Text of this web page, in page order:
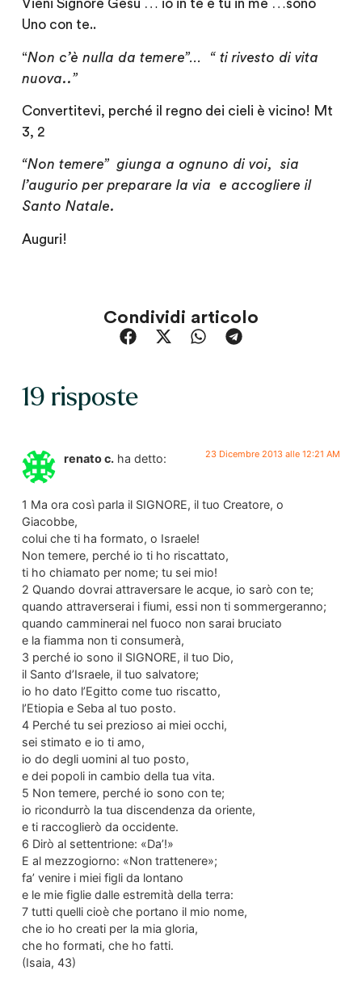
Vieni Signore Gesù … io in te e tu in me …sono
Uno con te..
“Non c’è nulla da temere”… “ ti rivesto di vita
nuova..”
Convertitevi, perché il regno dei cieli è vicino! Mt
3, 2
“Non temere” giunga a ognuno di voi, sia
l’augurio per preparare la via e accogliere il
Santo Natale.
Auguri!
Condividi articolo
19 risposte
renato c. ha detto: 23 Dicembre 2013 alle 12:21 AM
1 Ma ora così parla il SIGNORE, il tuo Creatore, o
Giacobbe,
colui che ti ha formato, o Israele!
Non temere, perché io ti ho riscattato,
ti ho chiamato per nome; tu sei mio!
2 Quando dovrai attraversare le acque, io sarò con te;
quando attraverserai i fiumi, essi non ti sommergeranno;
quando camminerai nel fuoco non sarai bruciato
e la fiamma non ti consumerà,
3 perché io sono il SIGNORE, il tuo Dio,
il Santo d’Israele, il tuo salvatore;
io ho dato l’Egitto come tuo riscatto,
l’Etiopia e Seba al tuo posto.
4 Perché tu sei prezioso ai miei occhi,
sei stimato e io ti amo,
io do degli uomini al tuo posto,
e dei popoli in cambio della tua vita.
5 Non temere, perché io sono con te;
io ricondurrò la tua discendenza da oriente,
e ti raccoglierò da occidente.
6 Dirò al settentrione: «Da’!»
E al mezzogiorno: «Non trattenere»;
fa’ venire i miei figli da lontano
e le mie figlie dalle estremità della terra:
7 tutti quelli cioè che portano il mio nome,
che io ho creati per la mia gloria,
che ho formati, che ho fatti.
(Isaia, 43)